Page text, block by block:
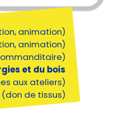
animation)
animation)
et du bois
aux ateliers)
de tissus)